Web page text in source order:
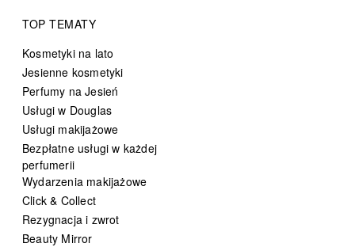
TOP TEMATY
Kosmetyki na lato
Jesienne kosmetyki
Perfumy na Jesień
Usługi w Douglas
Usługi makijażowe
Bezpłatne usługi w każdej
perfumerii
Wydarzenia makijażowe
Click & Collect
Rezygnacja i zwrot
Beauty Mirror